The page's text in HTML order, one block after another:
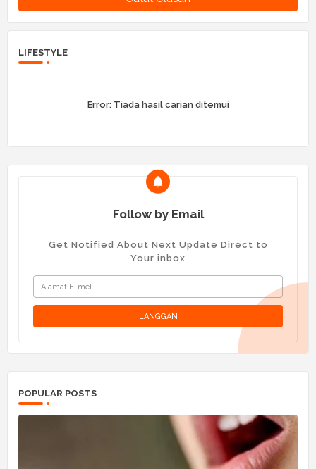
LIFESTYLE
Error:Tiada hasil carian ditemui
Follow by Email
Get Notified About Next Update Direct to
Your inbox
POPULAR POSTS